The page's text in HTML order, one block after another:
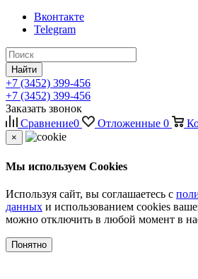
Вконтакте
Telegram
Найти
+7 (3452) 399-456
+7 (3452) 399-456
Заказать звонок
Сравнение0 Отложенные 0
×
Мы используем Cookies
Используя сайт, вы соглашаетесь с
данных и использованием cookies
можно отключить в любой момент в
Понятно